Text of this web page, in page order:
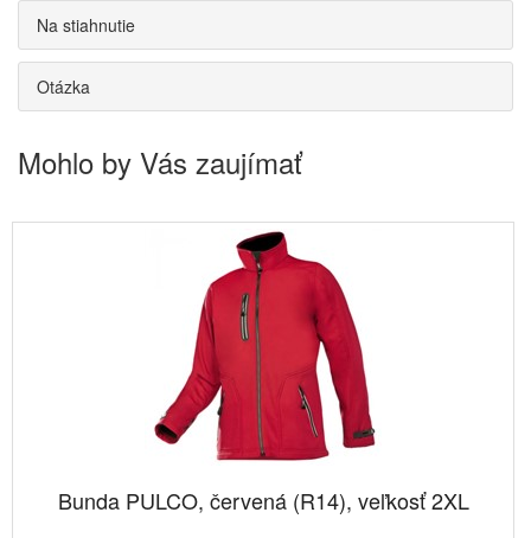
Na stiahnutie
Otázka
Mohlo by Vás zaujímať
Bunda PULCO, červená (R14), veľkosť 2XL